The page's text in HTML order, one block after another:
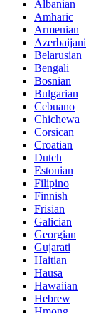
Albanian
Amharic
Armenian
Azerbaijani
Belarusian
Bengali
Bosnian
Bulgarian
Cebuano
Chichewa
Corsican
Croatian
Dutch
Estonian
Filipino
Finnish
Frisian
Galician
Georgian
Gujarati
Haitian
Hausa
Hawaiian
Hebrew